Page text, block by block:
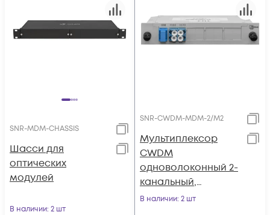
SNR-MDM-CHASSIS
Шасси для
оптических
модулей
В наличии: 2 шт
SNR-CWDM-MDM-2/M2
Мультиплексор
CWDM
одноволоконный 2-
канальный,
(trx:1550/1530,
В наличии: 2 шт